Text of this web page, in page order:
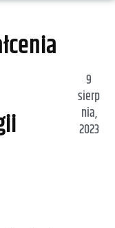
9
sierp
nia,
2023